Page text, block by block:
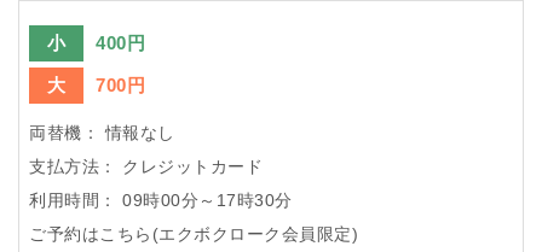
小 400円
大 700円
両替機：
情報なし
支払方法：
クレジットカード
利用時間：
09時00分～17時30分
ご予約はこちら(エクボクローク会員限定)